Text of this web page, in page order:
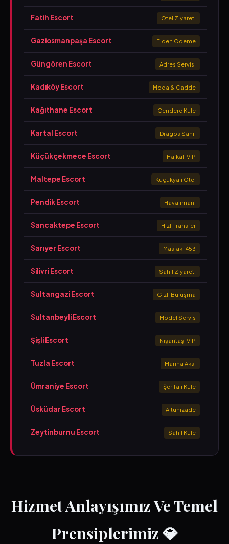
Fatih Escort Otel Ziyareti
Gaziosmanpaşa Escort Elden Ödeme
Güngören Escort Adres Servisi
Kadıköy Escort Moda & Cadde
Kağıthane Escort Cendere Kule
Kartal Escort Dragos Sahil
Küçükçekmece Escort Halkalı VIP
Maltepe Escort Küçükyalı Otel
Pendik Escort Havalimanı
Sancaktepe Escort Hızlı Transfer
Sarıyer Escort Maslak 1453
Silivri Escort Sahil Ziyareti
Sultangazi Escort Gizli Buluşma
Sultanbeyli Escort Model Servis
Şişli Escort Nişantaşı VIP
Tuzla Escort Marina Aksı
Ümraniye Escort Şerifali Kule
Üsküdar Escort Altunizade
Zeytinburnu Escort Sahil Kule
Hizmet Anlayışımız Ve Temel
Prensiplerimiz 💎